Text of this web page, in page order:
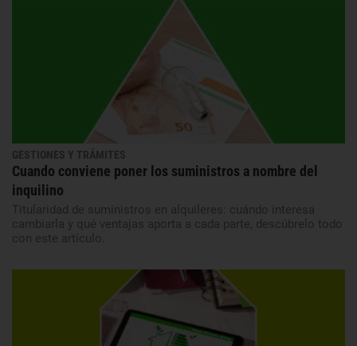
GESTIONES Y TRÁMITES
Cuando conviene poner los suministros a nombre del
inquilino
Titularidad de suministros en alquileres: cuándo interesa
cambiarla y qué ventajas aporta a cada parte, descúbrelo todo
con este artículo.